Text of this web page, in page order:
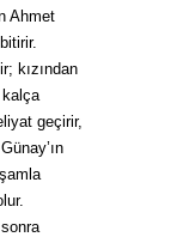
Ahmet
kızından
geçirir,